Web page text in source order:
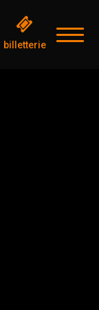
billetterie